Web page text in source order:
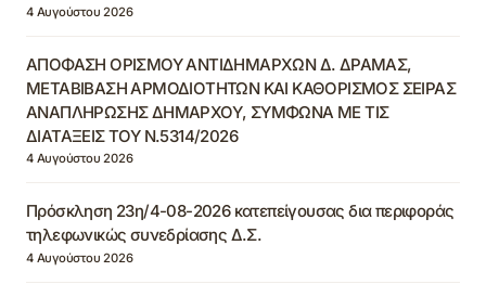
4 Αυγούστου 2026
ΑΠΟΦΑΣΗ ΟΡΙΣΜΟΥ ΑΝΤΙΔΗΜΑΡΧΩΝ Δ. ΔΡΑΜΑΣ,
ΜΕΤΑΒΙΒΑΣΗ ΑΡΜΟΔΙΟΤΗΤΩΝ ΚΑΙ ΚΑΘΟΡΙΣΜΟΣ ΣΕΙΡΑΣ
ΑΝΑΠΛΗΡΩΣΗΣ ΔΗΜΑΡΧΟΥ, ΣΥΜΦΩΝΑ ΜΕ ΤΙΣ
ΔΙΑΤΑΞΕΙΣ ΤΟΥ Ν.5314/2026
4 Αυγούστου 2026
Πρόσκληση 23η/4-08-2026 κατεπείγουσας δια περιφοράς
τηλεφωνικώς συνεδρίασης Δ.Σ.
4 Αυγούστου 2026